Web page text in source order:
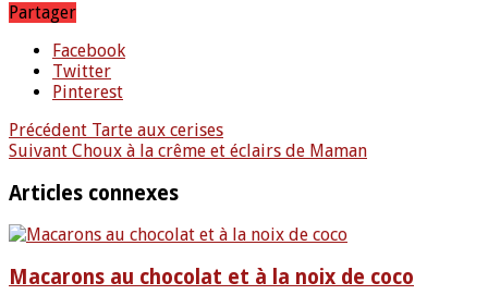
Partager
Facebook
Twitter
Pinterest
Précédent Tarte aux cerises
Suivant Choux à la crême et éclairs de Maman
Articles connexes
Macarons au chocolat et à la noix de coco